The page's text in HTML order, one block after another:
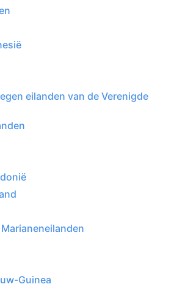
eilanden van de Verenigde
Guinea